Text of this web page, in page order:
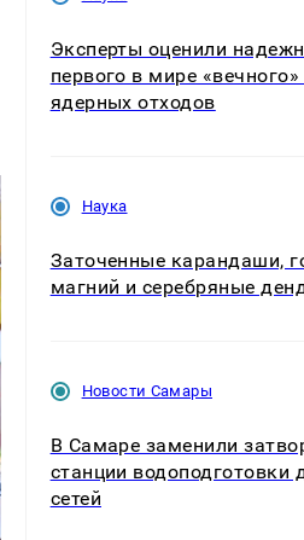
Эксперты оценили
первого в мире
ядерных отходов
Наука
Заточенные карандаши,
магний и серебряные
Новости Самары
В Самаре заменили
станции водоподготовки
сетей